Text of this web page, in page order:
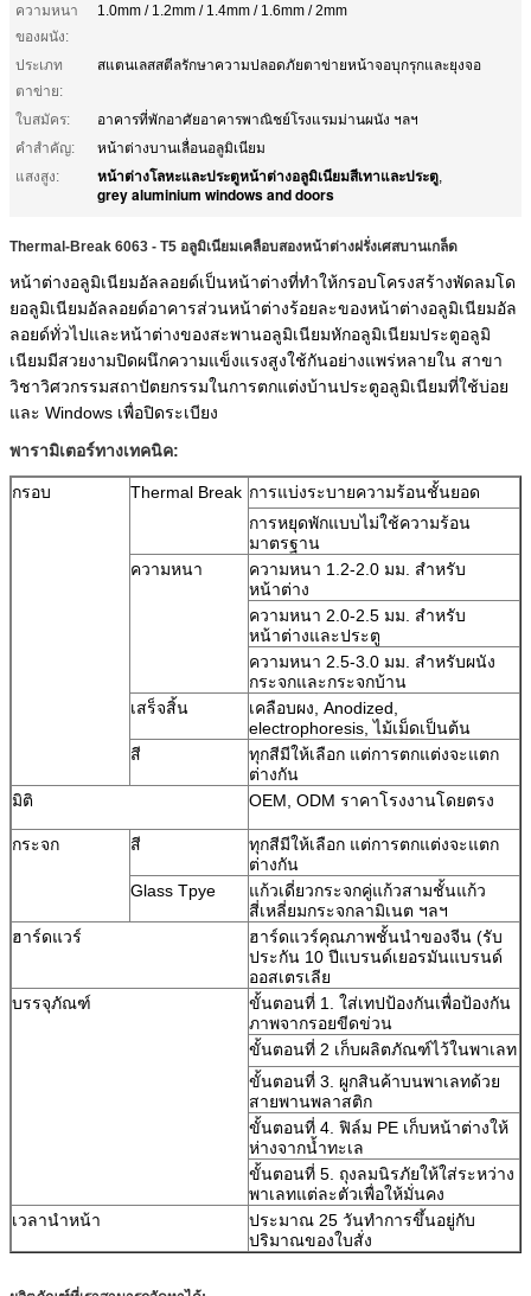
ความหนา
ของผนัง:
1.0mm / 1.2mm / 1.4mm / 1.6mm / 2mm
ประเภท
ตาข่าย:
สแตนเลสสตีลรักษาความปลอดภัยตาข่ายหน้าจอบุกรุกและยุงจอ
ใบสมัคร:
อาคารที่พักอาศัยอาคารพาณิชย์โรงแรมม่านผนัง ฯลฯ
คำสำคัญ:
หน้าต่างบานเลื่อนอลูมิเนียม
แสงสูง:
หน้าต่างโลหะและประตูหน้าต่างอลูมิเนียมสีเทาและประตู,
grey aluminium windows and doors
Thermal-Break 6063 - T5 อลูมิเนียมเคลือบสองหน้าต่างฝรั่งเศสบานเกล็ด
หน้าต่างอลูมิเนียมอัลลอยด์เป็นหน้าต่างที่ทำให้กรอบโครงสร้างพัดลมโด
ยอลูมิเนียมอัลลอยด์อาคารส่วนหน้าต่างร้อยละของหน้าต่างอลูมิเนียมอัล
ลอยด์ทั่วไปและหน้าต่างของสะพานอลูมิเนียมหักอลูมิเนียมประตูอลูมิ
เนียมมีสวยงามปิดผนึกความแข็งแรงสูงใช้กันอย่างแพร่หลายใน สาขา
วิชาวิศวกรรมสถาปัตยกรรมในการตกแต่งบ้านประตูอลูมิเนียมที่ใช้บ่อย
และ Windows เพื่อปิดระเบียง
พารามิเตอร์ทางเทคนิค:
กรอบ Thermal Break การแบ่งระบายความร้อนชั้นยอด
การหยุดพักแบบไม่ใช้ความร้อน
มาตรฐาน
ความหนา
ความหนา 1.2-2.0 มม. สำหรับ
หน้าต่าง
ความหนา 2.0-2.5 มม. สำหรับ
หน้าต่างและประตู
ความหนา 2.5-3.0 มม. สำหรับผนัง
กระจกและกระจกบ้าน
เสร็จสิ้น
เคลือบผง, Anodized,
electrophoresis, ไม้เม็ดเป็นต้น
สี
ทุกสีมีให้เลือก แต่การตกแต่งจะแตก
ต่างกัน
มิติ
OEM, ODM ราคาโรงงานโดยตรง
กระจก สี
ทุกสีมีให้เลือก แต่การตกแต่งจะแตก
ต่างกัน
Glass Tpye
แก้วเดี่ยวกระจกคู่แก้วสามชั้นแก้ว
สี่เหลี่ยมกระจกลามิเนต ฯลฯ
ฮาร์ดแวร์
ฮาร์ดแวร์คุณภาพชั้นนำของจีน (รับ
ประกัน 10 ปีแบรนด์เยอรมันแบรนด์
ออสเตรเลีย
บรรจุภัณฑ์
ขั้นตอนที่ 1. ใส่เทปป้องกันเพื่อป้องกัน
ภาพจากรอยขีดข่วน
ขั้นตอนที่ 2 เก็บผลิตภัณฑ์ไว้ในพาเลท
ขั้นตอนที่ 3. ผูกสินค้าบนพาเลทด้วย
สายพานพลาสติก
ขั้นตอนที่ 4. ฟิล์ม PE เก็บหน้าต่างให้
ห่างจากน้ำทะเล
ขั้นตอนที่ 5. ถุงลมนิรภัยให้ใส่ระหว่าง
พาเลทแต่ละตัวเพื่อให้มั่นคง
เวลานำหน้า
ประมาณ 25 วันทำการขึ้นอยู่กับ
ปริมาณของใบสั่ง